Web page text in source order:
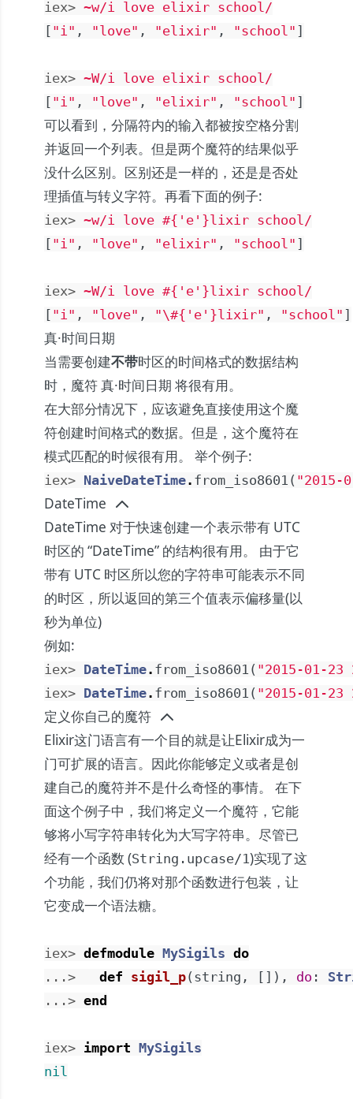
iex> ~w/i love elixir school/
[ "i" , "love" , "elixir" , "school" ]
iex> ~W/i love elixir school/
[ "i" , "love" , "elixir" , "school" ]
可以看到，分隔符内的输入都被按空格分割
并返回一个列表。但是两个魔符的结果似乎
没什么区别。区别还是一样的，还是是否处
理插值与转义字符。再看下面的例子:
iex> ~w/i love #{ 'e' }lixir school/
[ "i" , "love" , "elixir" , "school" ]
iex> ~W/i love #{'e'}lixir school/
[ "i" , "love" , "\#{'e'}lixir" , "school" ]
真·时间日期
当需要创建不带时区的时间格式的数据结构
时，魔符真·时间日期 将很有用。
在大部分情况下，应该避免直接使用这个魔
符创建时间格式的数据。但是，这个魔符在
模式匹配的时候很有用。 举个例子:
iex> NaiveDateTime. from_iso8601 ( "2015-
DateTime
DateTime 对于快速创建一个表示带有 UTC
时区的 “DateTime” 的结构很有用。 由于它
带有 UTC 时区所以您的字符串可能表示不同
的时区，所以返回的第三个值表示偏移量(以
秒为单位)
例如:
iex> DateTime. from_iso8601 ( "2015-01-23
iex> DateTime. from_iso8601 ( "2015-01-23
定义你自己的魔符
Elixir这门语言有一个目的就是让Elixir成为一
门可扩展的语言。因此你能够定义或者是创
建自己的魔符并不是什么奇怪的事情。 在下
面这个例子中，我们将定义一个魔符，它能
够将小写字符串转化为大写字符串。尽管已
经有一个函数 (String.upcase/1)实现了这
个功能，我们仍将对那个函数进行包装，让
它变成一个语法糖。
iex> defmodule MySigils do
...>
def sigil_p( string , [ ] ) , do :
...> end
iex> import MySigils
nil